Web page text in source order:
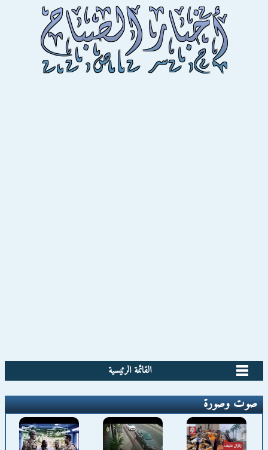
القائمة الرئيسية
صوت وصورة